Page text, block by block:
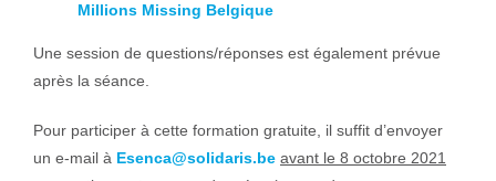
Millions Missing Belgique
Une session de questions/réponses est également prévue
après la séance.
Pour participer à cette formation gratuite, il suffit d’envoyer
un e-mail à Esenca@solidaris.be avant le 8 octobre 2021